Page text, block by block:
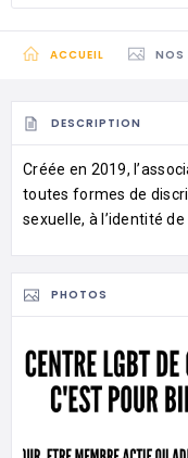
ACCUEIL NOS
DESCRIPTION
Créée en 2019,
toutes formes de
sexuelle, à l’identité
PHOTOS